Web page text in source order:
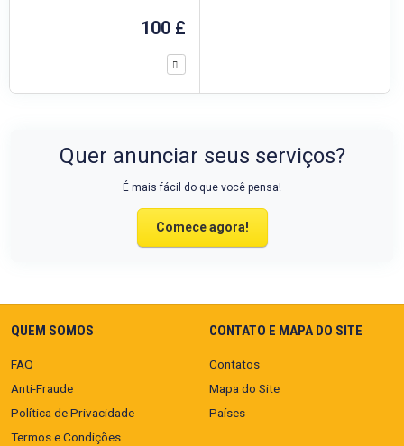
100 £
Quer anunciar seus serviços?
É mais fácil do que você pensa!
Comece agora!
QUEM SOMOS
FAQ
Anti-Fraude
Política de Privacidade
Termos e Condições
CONTATO E MAPA DO SITE
Contatos
Mapa do Site
Países